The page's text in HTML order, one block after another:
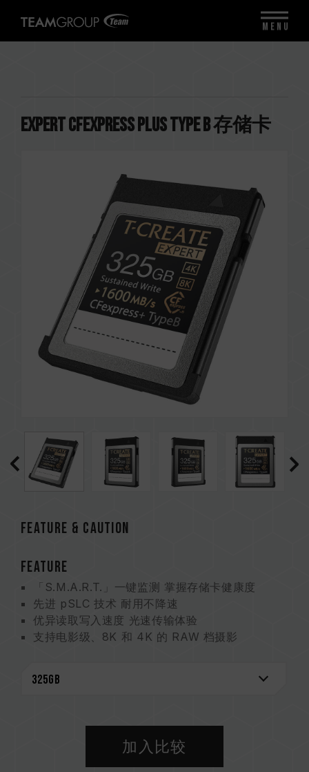
EXPERT CFexpress Plus Type B 存储卡
Feature & CAUTION
FEATURE
「S.M.A.R.T.」一键监测 掌握存储卡健康度
先进 pSLC 技术 耐用不降速
优异读取写入速度 光速传输体验
支持电影级、8K 和 4K 的 RAW 档摄影
5 年质保与数据救援 数据全方位守护
台湾地区新型专利（证书号: M651167）
加入比较
MENU